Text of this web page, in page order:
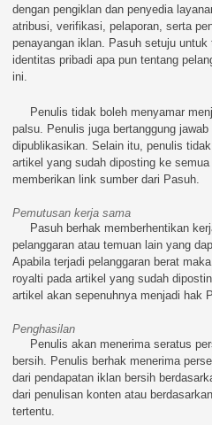
dengan pengiklan dan penyedia
atribusi, verifikasi, pelaporan, serta
penayangan iklan. Pasuh setuju
identitas pribadi apa pun tentang
ini.
Penulis tidak boleh menyamar
palsu. Penulis juga bertanggung
dipublikasikan. Selain itu, penulis
artikel yang sudah diposting ke
memberikan link sumber dari Pasuh.
Pemutusan kerja sama
Pasuh berhak memberhentikan
pelanggaran atau temuan lain yang
Apabila terjadi pelanggaran berat
royalti pada artikel yang sudah
artikel akan sepenuhnya menjadi hak
Penghasilan
Penulis akan menerima seratus
bersih. Penulis berhak menerima
dari pendapatan iklan bersih
dari penulisan konten atau
tertentu.